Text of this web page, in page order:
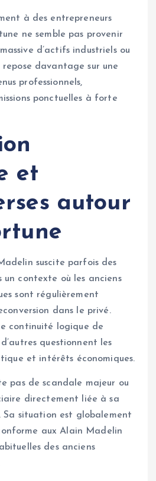
à des entrepreneurs
ne semble pas provenir
d’actifs industriels ou
davantage sur une
professionnels,
ponctuelles à forte
et
autour
suscite parfois des
un contexte où les anciens
sont régulièrement
dans le privé.
continuité logique de
questionnent les
et intérêts économiques.
pas de scandale majeur ou
directement liée à sa
Sa situation est globalement
aux Alain Madelin
des anciens